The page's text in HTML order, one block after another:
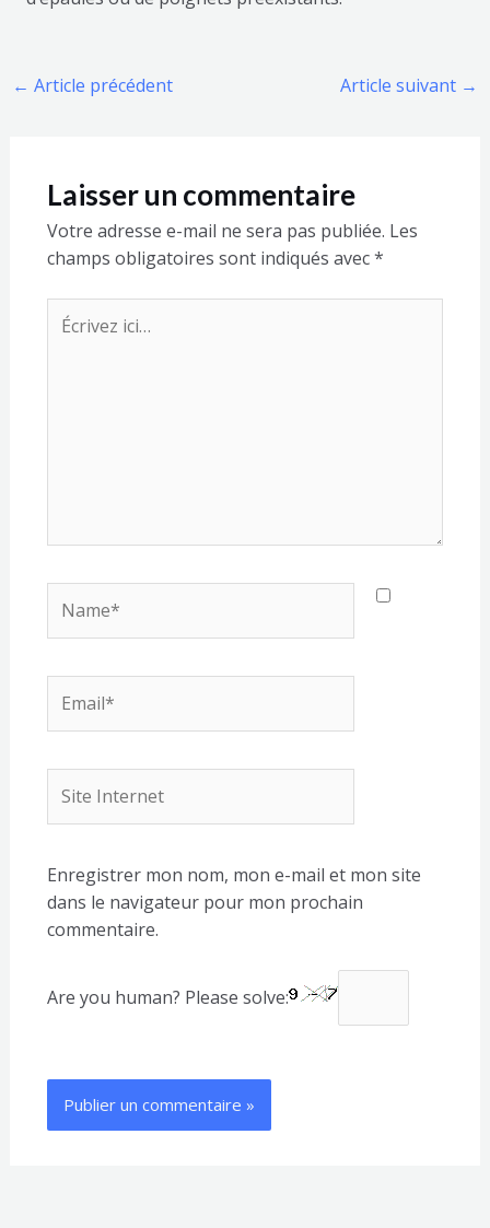
← Article précédent Article suivant →
Laisser un commentaire
Votre adresse e-mail ne sera pas publiée. Les
champs obligatoires sont indiqués avec*
Écrivez
ici…
Internet
Enregistrer mon nom, mon e-mail et mon site
dans le navigateur pour mon prochain
commentaire.
Are you human? Please solve: